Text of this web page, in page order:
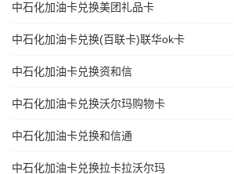
中石化加油卡兑换美团礼品卡
中石化加油卡兑换(百联卡)联华ok卡
中石化加油卡兑换资和信
中石化加油卡兑换沃尔玛购物卡
中石化加油卡兑换和信通
中石化加油卡兑换拉卡拉沃尔玛